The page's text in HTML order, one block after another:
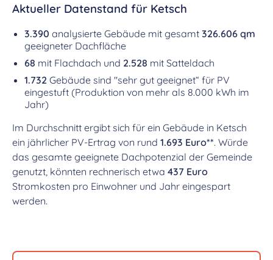
Aktueller Datenstand für Ketsch
3.390 analysierte Gebäude mit gesamt 326.606 qm
geeigneter Dachfläche
68 mit Flachdach und 2.528 mit Satteldach
1.732 Gebäude sind "sehr gut geeignet“ für PV
eingestuft (Produktion von mehr als 8.000 kWh im
Jahr)
Im Durchschnitt ergibt sich für ein Gebäude in Ketsch
ein jährlicher PV-Ertrag von rund 1.693 Euro**. Würde
das gesamte geeignete Dachpotenzial der Gemeinde
genutzt, könnten rechnerisch etwa 437 Euro
Stromkosten pro Einwohner und Jahr eingespart
werden.